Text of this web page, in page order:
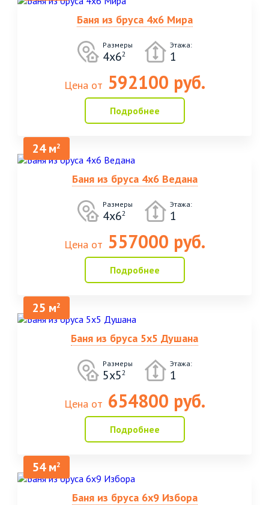
Баня из бруса 4х6 Мира
Размеры
4х62
Этажа:
1
Цена от 592100 руб.
Подробнее
24 м2
Баня из бруса 4х6 Ведана
Размеры
4х62
Этажа:
1
Цена от 557000 руб.
Подробнее
25 м2
Баня из бруса 5х5 Душана
Размеры
5х52
Этажа:
1
Цена от 654800 руб.
Подробнее
54 м2
Баня из бруса 6х9 Избора